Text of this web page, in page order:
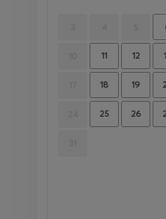
11 12
18 19
25 26